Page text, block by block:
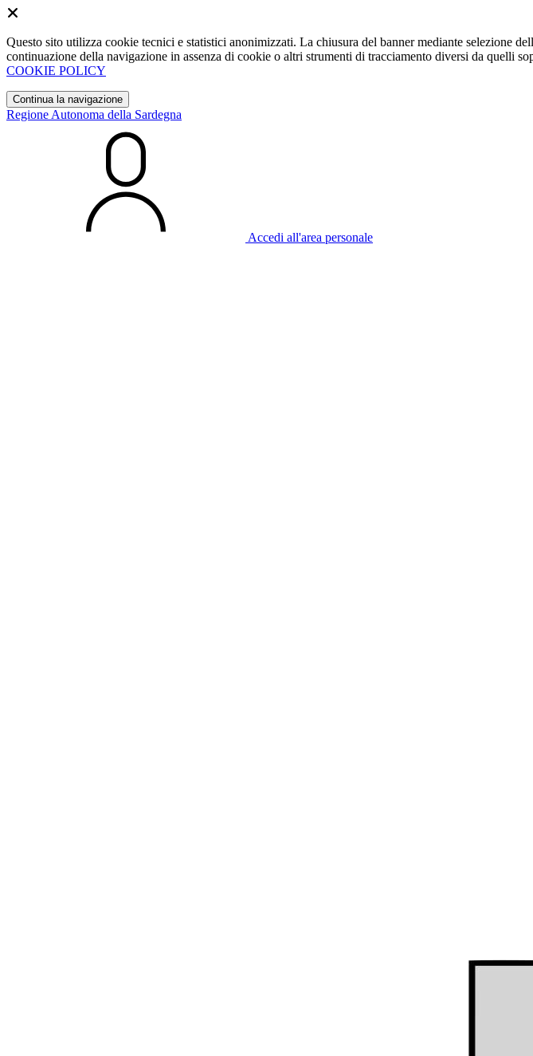
Questo sito utilizza cookie tecnici e statistici anonimizzati. La chiusura del banner mediante selezione
continuazione della navigazione in assenza di cookie o altri strumenti di tracciamento diversi da quelli
COOKIE POLICY
Continua la navigazione
Regione Autonoma della Sardegna
Accedi all'area personale